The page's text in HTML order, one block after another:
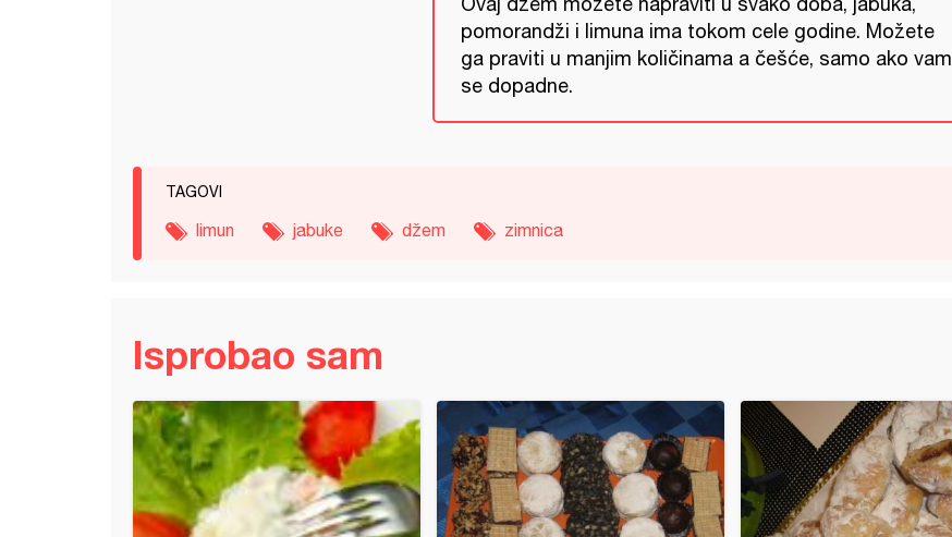
pomorandži i limuna ima tokom cele godine. Možete
ga praviti u manjim količinama a češće, samo ako vam
se dopadne.
TAGOVI
limun jabuke džem zimnica
Isprobao sam
posne kiflice (na vodi)